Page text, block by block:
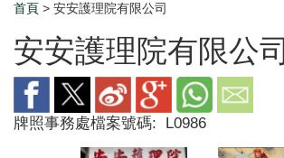
Breadcrumb
首頁 > 安安護理院有限公司
安安護理院有限公司
牌照事務處檔案號碼: L0986